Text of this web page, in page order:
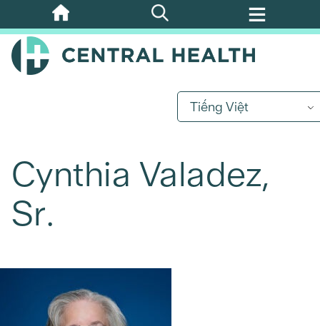
Bỏ
qua
nội
Tiếng Việt
Cynthia Valadez,
Sr.